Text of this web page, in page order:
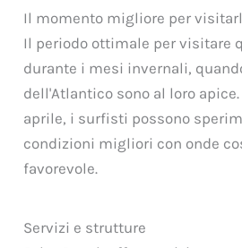
Il momento migliore per
Il periodo ottimale per visitare
durante i mesi invernali,
dell'Atlantico sono al loro
aprile, i surfisti possono
condizioni migliori con onde
favorevole.
Servizi e strutture